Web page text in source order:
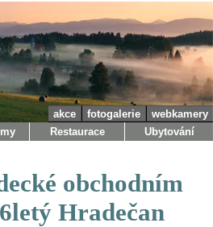
akce fotogalerie
webkamery
Restaurace Ubytování
obchodním
Hradečan